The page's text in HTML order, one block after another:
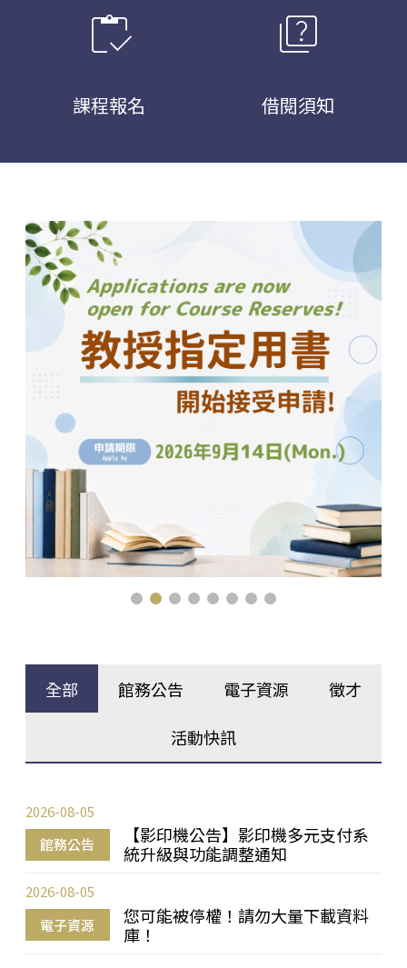
inventory
課程報名
quiz
借閱須知
全部 館務公告 電子資源 徵才
活動快訊
館務公告
【影印機公告】影印機多元支付系
統升級與功能調整通知
2026-08-05
電子資源
您可能被停權！請勿大量下載資料
庫！
2026-08-05